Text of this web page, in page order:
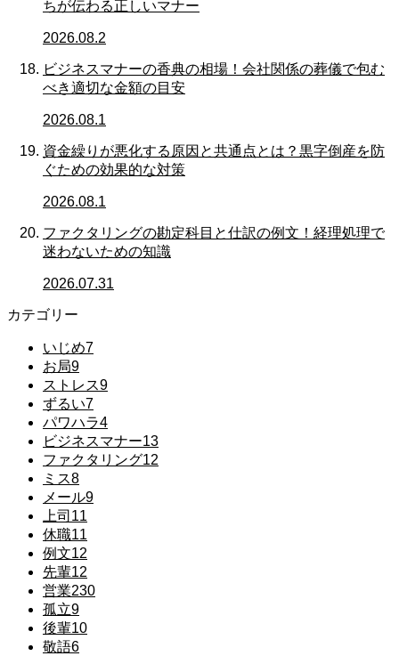
ちが伝わる正しいマナー
2026.08.2
ビジネスマナーの香典の相場！会社関係の葬儀で包む
べき適切な金額の目安
2026.08.1
資金繰りが悪化する原因と共通点とは？黒字倒産を防
ぐための効果的な対策
2026.08.1
ファクタリングの勘定科目と仕訳の例文！経理処理で
迷わないための知識
2026.07.31
カテゴリー
いじめ7
お局9
ストレス9
ずるい7
パワハラ4
ビジネスマナー13
ファクタリング12
ミス8
メール9
上司 11
休職11
例文12
先輩12
営業230
孤立9
後輩10
敬語6